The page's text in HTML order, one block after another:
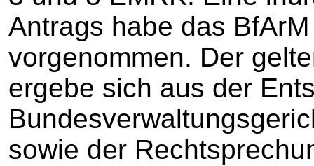
Antrags habe das
vorgenommen. Der
ergebe sich aus der
sowie der